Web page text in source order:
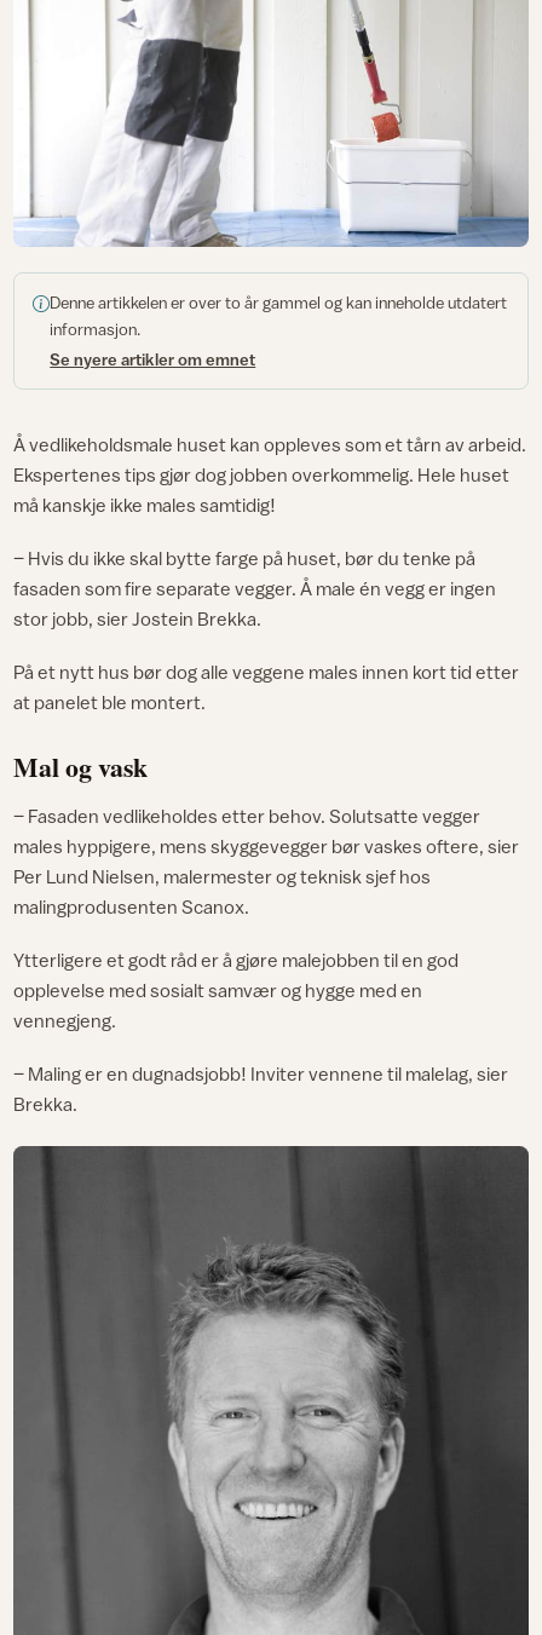
Denne artikkelen er over to år gammel og kan inneholde utdatert
informasjon.
Se nyere artikler om emnet
Å vedlikeholdsmale huset kan oppleves som et tårn av arbeid.
Ekspertenes tips gjør dog jobben overkommelig. Hele huset
må kanskje ikke males samtidig!
– Hvis du ikke skal bytte farge på huset, bør du tenke på
fasaden som fire separate vegger. Å male én vegg er ingen
stor jobb, sier Jostein Brekka.
På et nytt hus bør dog alle veggene males innen kort tid etter
at panelet ble montert.
Mal og vask
– Fasaden vedlikeholdes etter behov. Solutsatte vegger
males hyppigere, mens skyggevegger bør vaskes oftere, sier
Per Lund Nielsen, malermester og teknisk sjef hos
malingprodusenten Scanox.
Ytterligere et godt råd er å gjøre malejobben til en god
opplevelse med sosialt samvær og hygge med en
vennegjeng.
– Maling er en dugnadsjobb! Inviter vennene til malelag, sier
Brekka.